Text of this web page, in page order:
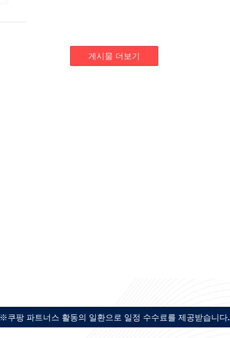
게시물 더보기
※쿠팡 파트너스 활동의 일환으로 일정 수수료를 제공받습니다.